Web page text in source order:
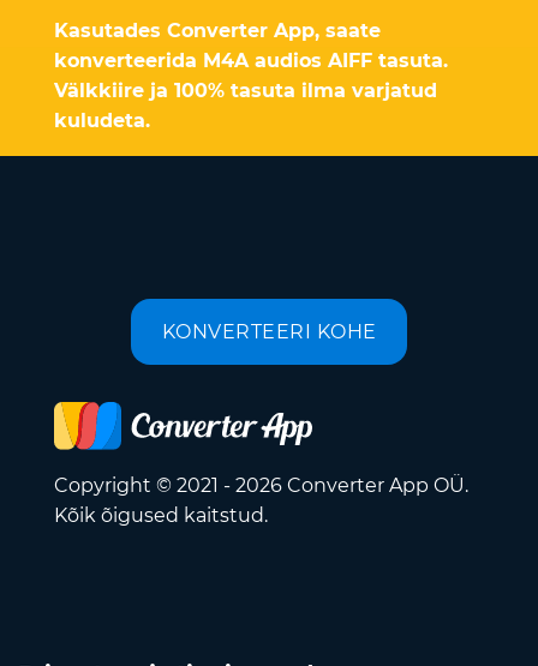
Kasutades Converter App, saate
konverteerida M4A audios AIFF tasuta.
Välkkiire ja 100% tasuta ilma varjatud
kuludeta.
KONVERTEERI KOHE
Copyright © 2021 - 2026 Converter App OÜ.
Kõik õigused kaitstud.